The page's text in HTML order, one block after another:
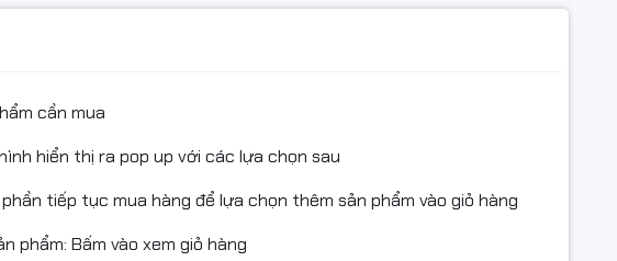
cần mua
hiển thị ra pop up với các lựa chọn sau
tiếp tục mua hàng để lựa chọn thêm sản phẩm vào giỏ hàng
phẩm: Bấm vào xem giỏ hàng